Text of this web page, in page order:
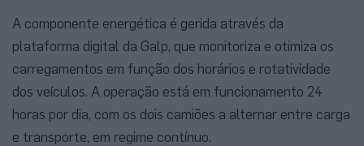
A componente energética é gerida através da
plataforma digital da Galp, que monitoriza e otimiza os
carregamentos em função dos horários e rotatividade
dos veículos. A operação está em funcionamento 24
horas por dia, com os dois camiões a alternar entre carga
e transporte, em regime contínuo.